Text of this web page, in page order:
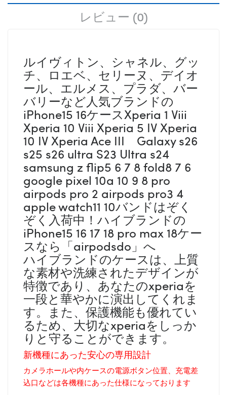
レビュー (0)
ルイヴィトン、シャネル、グッ
チ、ロエベ、セリーヌ、デイオ
ール、エルメス、プラダ、バー
バリーなど人気ブランドの
iPhone15 16ケースXperia 1 Viii
Xperia 10 Viii Xperia 5 IV Xperia
10 IV Xperia Ace III Galaxy s26
s25 s26 ultra S23 Ultra s24
samsung z flip5 6 7 8 fold8 7 6
google pixel 10a 10 9 8 pro
airpods pro 2 airpods pro3 4
apple watch11 10バンドはぞく
ぞく入荷中！ハイブランドの
iPhone15 16 17 18 pro max 18ケー
スなら「airpodsdo」へ
ハイブランドのケースは、上質
な素材や洗練されたデザインが
特徴であり、あなたのxperiaを
一段と華やかに演出してくれま
す。また、保護機能も優れてい
るため、大切なxperiaをしっか
りと守ることができます。
新機種にあった安心の専用設計
カメラホールや内ケースの電源ボタン位置、充電差
込口などは各機種にあった仕様になっております